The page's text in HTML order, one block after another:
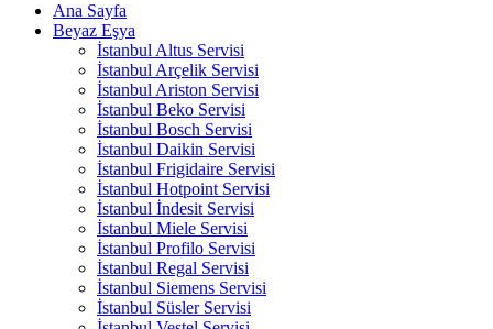
Ana Sayfa
Beyaz Eşya
İstanbul Altus Servisi
İstanbul Arçelik Servisi
İstanbul Ariston Servisi
İstanbul Beko Servisi
İstanbul Bosch Servisi
İstanbul Daikin Servisi
İstanbul Frigidaire Servisi
İstanbul Hotpoint Servisi
İstanbul İndesit Servisi
İstanbul Miele Servisi
İstanbul Profilo Servisi
İstanbul Regal Servisi
İstanbul Siemens Servisi
İstanbul Süsler Servisi